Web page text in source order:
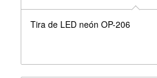
Tira de LED neón OP-206